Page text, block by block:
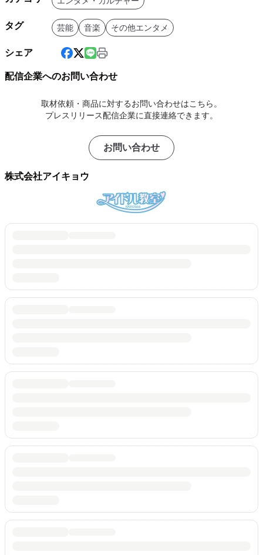
タグ 芸能 音楽 その他エンタメ
シェア
配信企業へのお問い合わせ
取材依頼・商品に対するお問い合わせはこちら。
プレスリリース配信企業に直接連絡できます。
お問い合わせ
株式会社アイキョウ